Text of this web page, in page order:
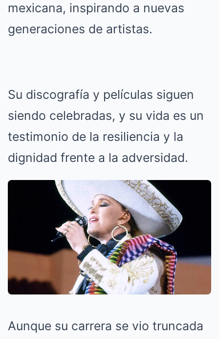
mexicana, inspirando a nuevas
generaciones de artistas.
Su discografía y películas siguen
siendo celebradas, y su vida es un
testimonio de la resiliencia y la
dignidad frente a la adversidad.
Aunque su carrera se vio truncada